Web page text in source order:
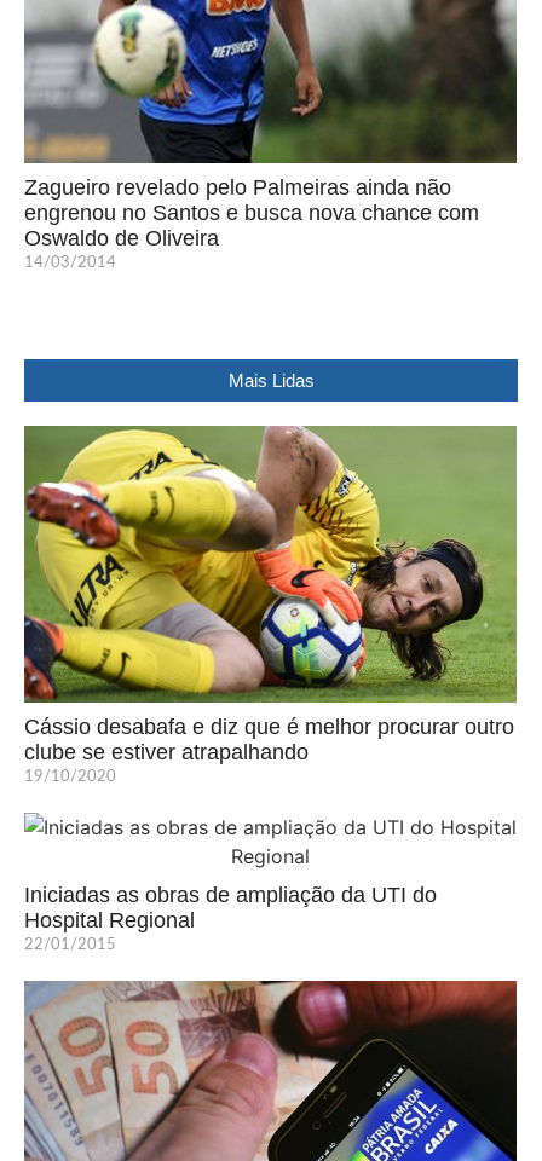
Zagueiro revelado pelo Palmeiras ainda não
engrenou no Santos e busca nova chance com
Oswaldo de Oliveira
14/03/2014
Mais Lidas
Cássio desabafa e diz que é melhor procurar outro
clube se estiver atrapalhando
19/10/2020
Iniciadas as obras de ampliação da UTI do
Hospital Regional
22/01/2015